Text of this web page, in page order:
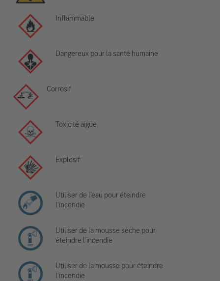
Inflammable
Dangereux pour la santé humaine
Corrosif
Toxicité aigüe
Explosif
Utiliser de l’eau pour éteindre
l’incendie
Utiliser de la mousse sèche pour
éteindre l’incendie
Utiliser de la mousse pour éteindre
l’incendie